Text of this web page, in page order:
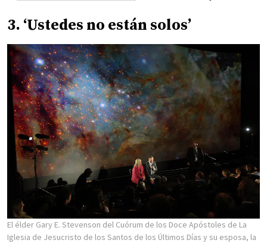
3. ‘Ustedes no están solos’
El élder Gary E. Stevenson del Cuórum de los Doce Apóstoles de La
Iglesia de Jesucristo de los Santos de los Últimos Días y su esposa, la